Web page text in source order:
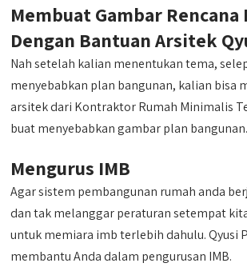
Membuat Gambar Rencana
Dengan Bantuan Arsitek
Nah setelah kalian menentukan tema,
menyebabkan plan bangunan, kalian bisa
arsitek dari Kontraktor Rumah Minimalis
buat menyebabkan gambar plan bangunan.
Mengurus IMB
Agar sistem pembangunan rumah anda
dan tak melanggar peraturan setempat
untuk memiara imb terlebih dahulu. Qyusi
membantu Anda dalam pengurusan IMB.